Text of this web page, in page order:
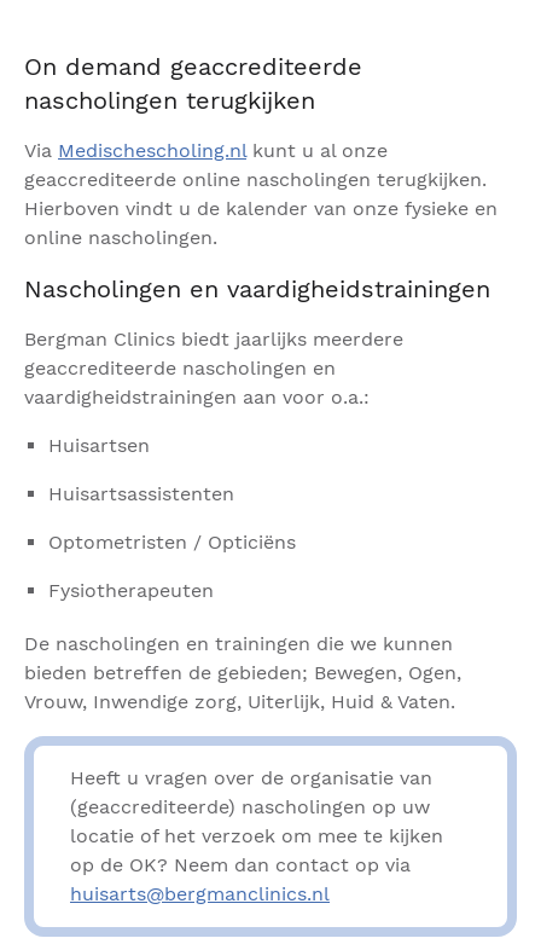
On demand geaccrediteerde
nascholingen terugkijken
Via Medischescholing.nlkunt u al onze
geaccrediteerde online nascholingen terugkijken.
Hierboven vindt u de kalender van onze fysieke en
online nascholingen.
Nascholingen en vaardigheidstrainingen
Bergman Clinics biedt jaarlijks meerdere
geaccrediteerde nascholingen en
vaardigheidstrainingen aan voor o.a.:
Huisartsen
Huisartsassistenten
Optometristen / Opticiëns
Fysiotherapeuten
De nascholingen en trainingen die we kunnen
bieden betreffen de gebieden; Bewegen, Ogen,
Vrouw, Inwendige zorg, Uiterlijk, Huid & Vaten.
Heeft u vragen over de organisatie van
(geaccrediteerde) nascholingen op uw
locatie of het verzoek om mee te kijken
op de OK? Neem dan contact op via
huisarts@bergmanclinics.nl